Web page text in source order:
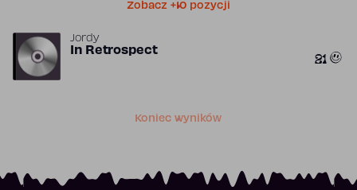
Zobacz +10 pozycji
Jordy
In Retrospect 21
Koniec wyników